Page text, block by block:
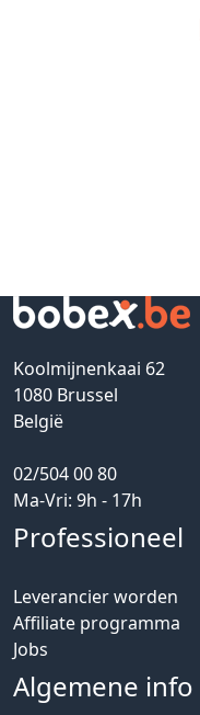
Koolmijnenkaai 62
1080 Brussel
België
02/504 00 80
Ma-Vri: 9h - 17h
Professioneel
Leverancier worden
Affiliate programma
Jobs
Algemene info